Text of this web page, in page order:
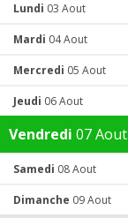
Lundi 03 Aout
Mardi 04 Aout
Mercredi 05 Aout
Jeudi 06 Aout
Vendredi 07 Aout
Samedi 08 Aout
Dimanche 09 Aout